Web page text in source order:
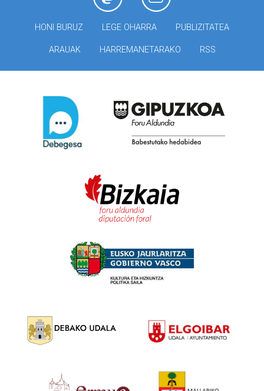
HONI BURUZ LEGE OHARRA PUBLIZITATEA
ARAUAK HARREMANETARAKO RSS